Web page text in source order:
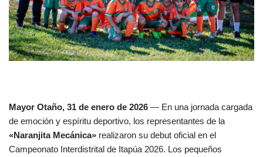
Mayor Otaño, 31 de enero de 2026 — En una jornada cargada
de emoción y espíritu deportivo, los representantes de la
«Naranjita Mecánica» realizaron su debut oficial en el
Campeonato Interdistrital de Itapúa 2026. Los pequeños